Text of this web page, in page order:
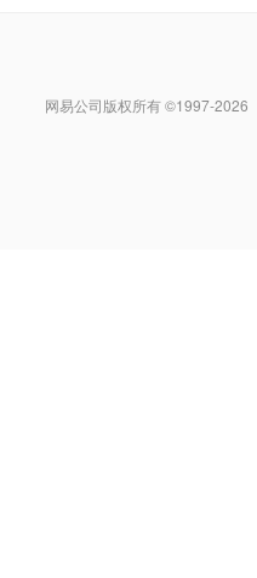
网易公司版权所有 ©1997-2026